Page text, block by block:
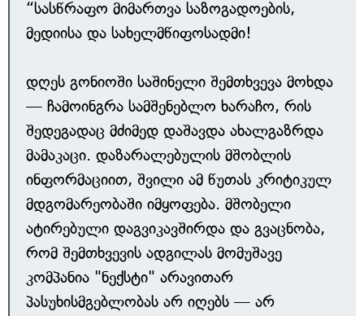
“სასწრაფო მიმართვა საზოგადოების,
მედიისა და სახელმწიფოსადმი!
დღეს გონიოში საშინელი შემთხვევა მოხდა
— ჩამოინგრა სამშენებლო ხარაჩო, რის
შედეგადაც მძიმედ დაშავდა ახალგაზრდა
მამაკაცი. დაზარალებულის მშობლის
ინფორმაციით, შვილი ამ წუთას კრიტიკულ
მდგომარეობაში იმყოფება. მშობელი
ატირებული დაგვიკავშირდა და გვაცნობა,
რომ შემთხვევის ადგილას მომუშავე
კომპანია "ნექსტი" არავითარ
პასუხისმგებლობას არ იღებს — არ